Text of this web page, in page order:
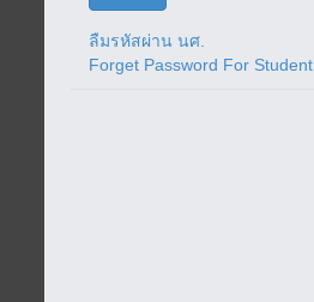
ลืมรหัสผ่าน นศ.
Forget Password For Student.